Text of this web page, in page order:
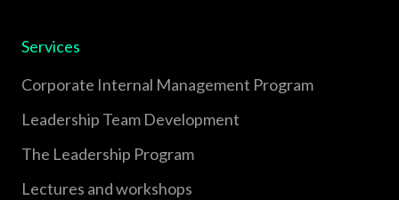
Services
Corporate Internal Management Program
Leadership Team Development
The Leadership Program
Lectures and workshops